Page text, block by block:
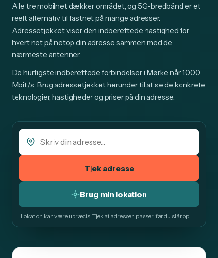
Alle tre mobilnet dækker området, og 5G-bredbånd er et
reelt alternativ til fastnet på mange adresser.
Adressetjekket viser den indberettede hastighed for
hvert net på netop din adresse sammen med de
nærmeste antenner.
De hurtigste indberettede forbindelser i Mørke når 1.000
Mbit/s. Brug adressetjekket herunder til at se de konkrete
teknologier, hastigheder og priser på din adresse.
Tjek adresse
Brug min lokation
Lokation kan være upræcis. Tjek at adressen passer, før du slår op.